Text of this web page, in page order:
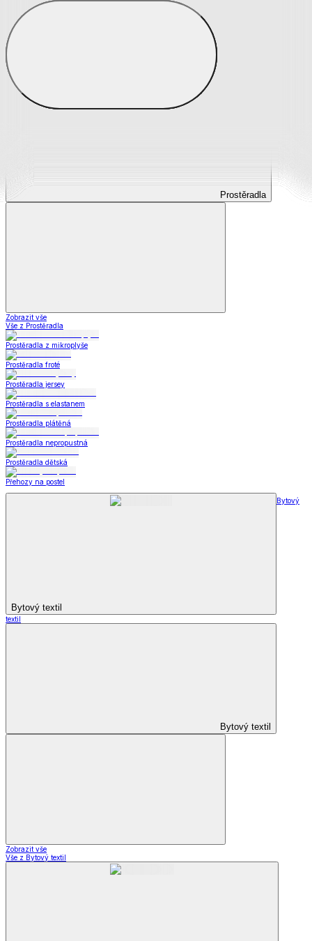
Prostěradla
Prostěradla
Zobrazit vše
Vše z Prostěradla
Prostěradla z mikroplyše
Prostěradla froté
Prostěradla jersey
Prostěradla s elastanem
Prostěradla plátěná
Prostěradla nepropustná
Prostěradla dětská
Přehozy na postel
Bytový textil
Bytový
textil
Bytový textil
Zobrazit vše
Vše z Bytový textil